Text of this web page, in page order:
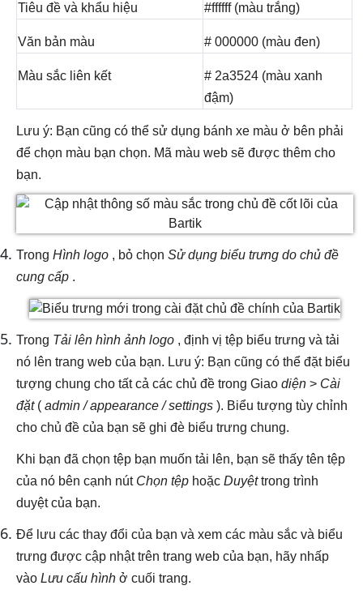
Tiêu đề và khẩu hiệu #ffffff (màu trắng)
Văn bản màu # 000000 (màu đen)
Màu sắc liên kết
# 2a3524 (màu xanh
đậm)
Lưu ý: Bạn cũng có thể sử dụng bánh xe màu ở bên phải
để chọn màu bạn chọn. Mã màu web sẽ được thêm cho
bạn.
TrongHình logo , bỏ chọnSử dụng biểu trưng do chủ đề
cung cấp .
Trong Tải lên hình ảnh logo , định vị tệp biểu trưng và tải
nó lên trang web của bạn. Lưu ý: Bạn cũng có thể đặt biểu
tượng chung cho tất cả các chủ đề trong Giaodiện > Cài
đặt(admin / appearance / settings ). Biểu tượng tùy chỉnh
cho chủ đề của bạn sẽ ghi đè biểu trưng chung.
Khi bạn đã chọn tệp bạn muốn tải lên, bạn sẽ thấy tên tệp
của nó bên cạnh nút Chọn tệp hoặcDuyệttrong trình
duyệt của bạn.
Để lưu các thay đổi của bạn và xem các màu sắc và biểu
trưng được cập nhật trên trang web của bạn, hãy nhấp
vàoLưu cấu hình ở cuối trang.